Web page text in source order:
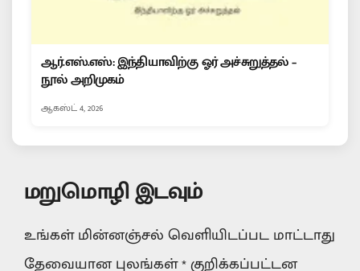
ஆர்.எஸ்.எஸ்: இந்தியாவிற்கு ஓர் அச்சுறுத்தல் –
நூல் அறிமுகம்
ஆகஸ்ட் 4, 2026
மறுமொழி இடவும்
உங்கள் மின்னஞ்சல் வெளியிடப்பட மாட்டாது
தேவையான புலங்கள்*குறிக்கப்பட்டன